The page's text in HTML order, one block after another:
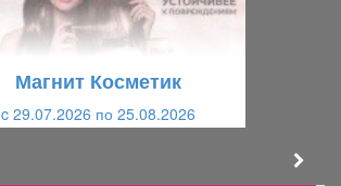
Магнит Косметик
c 29.07.2026 по 25.08.2026